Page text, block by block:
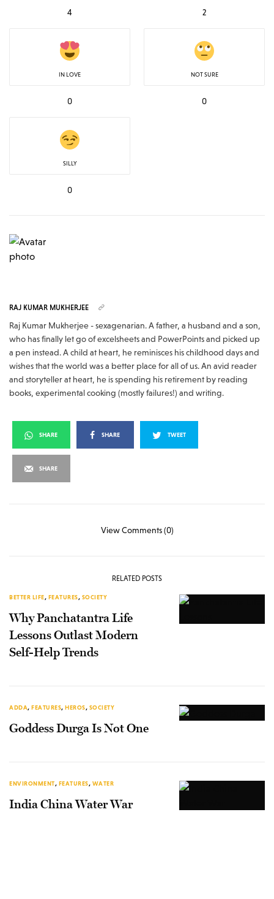
4 2
IN LOVE
0
NOT SURE
0
SILLY
0
RAJ KUMAR MUKHERJEE
Raj Kumar Mukherjee - sexagenarian. A father, a husband and a son,
who has finally let go of excelsheets and PowerPoints and picked up
a pen instead. A child at heart, he reminisces his childhood days and
wishes that the world was a better place for all of us. An avid reader
and storyteller at heart, he is spending his retirement by reading
books, experimental cooking (mostly failures!) and writing.
SHARE SHARE TWEET
SHARE
View Comments (0)
RELATED POSTS
BETTER LIFE, FEATURES, SOCIETY
Why Panchatantra Life
Lessons Outlast Modern
Self-Help Trends
ADDA, FEATURES, HEROS, SOCIETY
Goddess Durga Is Not One
ENVIRONMENT, FEATURES, WATER
India China Water War